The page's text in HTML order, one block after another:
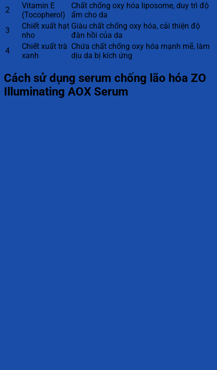
2
Vitamin E
(Tocopherol)
Chất chống oxy hóa liposome, duy trì độ
ẩm cho da
3
Chiết xuất hạt
nho
Giàu chất chống oxy hóa, cải thiện độ
đàn hồi của da
4
Chiết xuất trà
xanh
Chứa chất chống oxy hóa mạnh mẽ, làm
dịu da bị kích ứng
Cách sử dụng serum chống lão hóa ZO
Illuminating AOX Serum